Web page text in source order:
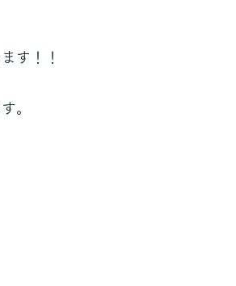
す！！
。